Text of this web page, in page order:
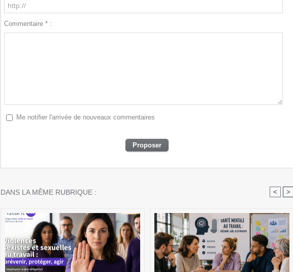
Commentaire * :
Me notifier l'arrivée de nouveaux commentaires
DANS LA MÊME RUBRIQUE : < >